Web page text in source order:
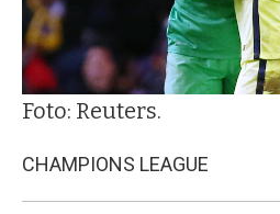
Foto: Reuters.
CHAMPIONS LEAGUE